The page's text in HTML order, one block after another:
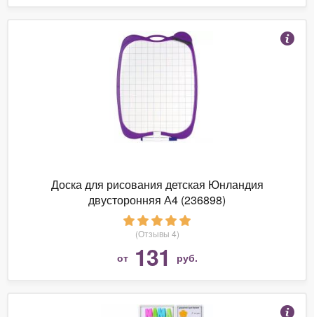
Доска для рисования детская Юнландия
двусторонняя А4 (236898)
(Отзывы 4)
от 131 руб.